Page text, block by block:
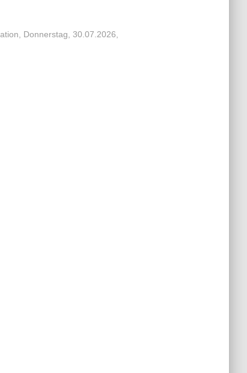
Donnerstag, 30.07.2026,